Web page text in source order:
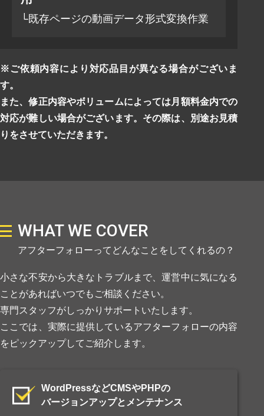
└既存ページの動画データ形式変換作業
※ご依頼内容により対応品目が異なる場合がございま
す。
また、修正内容やボリュームによっては月額料金内での
対応が難しい場合がございます。その際は、別途お見積
りをさせていただきます。
WHAT WE COVER
アフターフォローってどんなことをしてくれるの？
小さな不安から大きなトラブルまで、運営中に気になる
ことがあればいつでもご相談ください。
専門スタッフがしっかりサポートいたします。
ここでは、実際に提供しているアフターフォローの内容
をピックアップしてご紹介します。
WordPressなどCMSやPHPの
バージョンアップとメンテナンス